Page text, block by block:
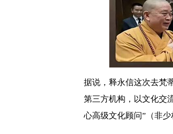
据说，释永信这次去梵
第三方机构，以文化交
心高级文化顾问”（非